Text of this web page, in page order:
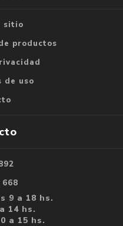
sitio
productos
de uso
668
9 a 18 hs.
14 hs.
a 15 hs.